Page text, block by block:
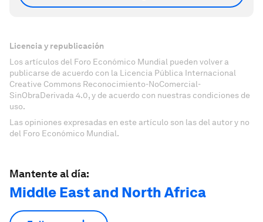
Licencia y republicación
Los artículos del Foro Económico Mundial pueden volver a
publicarse de acuerdo con la Licencia Pública Internacional
Creative Commons Reconocimiento-NoComercial-
SinObraDerivada 4.0, y de acuerdo con nuestras condiciones de
uso.
Las opiniones expresadas en este artículo son las del autor y no
del Foro Económico Mundial.
Mantente al día:
Middle East and North Africa